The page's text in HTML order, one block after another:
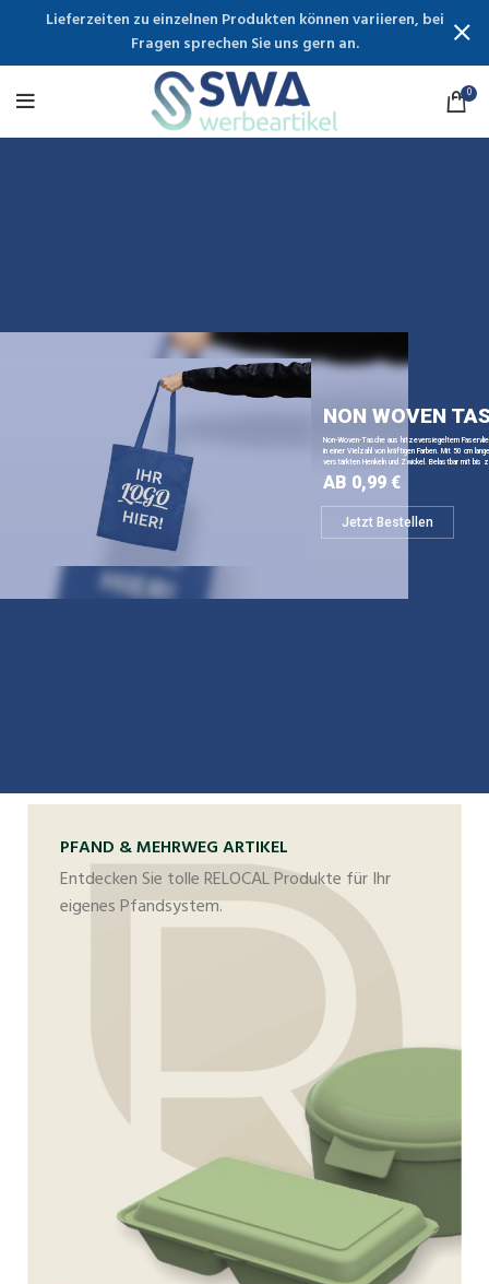
0
NON WOVEN
Non-Woven-Tasche aus hitzeversiegeltem
in einer Vielzahl von kräftigen Farben. Mit 50 cm
verstärkten Henkeln und Zwickel. Belastbar mit bis
Jetzt Bestellen
AB 0,99 €
PFAND & MEHRWEG ARTIKEL
Entdecken Sie tolle RELOCAL Produkte für Ihr
eigenes Pfandsystem.
Lieferzeiten zu einzelnen Produkten können variieren, bei
Fragen sprechen Sie uns gern an.